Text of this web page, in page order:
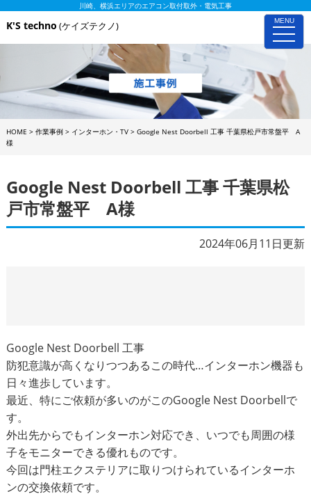
MENU
toggle
川崎、横浜エリアのエアコン取付取外・電気工事
K'S techno (ケイズテクノ)
HOME > 作業事例> インターホン・TV> Google Nest Doorbell 工事 千葉県松戸市常盤平 A
様
Google Nest Doorbell 工事 千葉県松
戸市常盤平 A様
2024年06月11日更新
Google Nest Doorbell 工事
防犯意識が高くなりつつあるこの時代…インターホン機器も
日々進歩しています。
最近、特にご依頼が多いのがこのGoogle Nest Doorbellで
す。
外出先からでもインターホン対応でき、いつでも周囲の様
子をモニターできる優れものです。
今回は門柱エクステリアに取りつけられているインターホ
ンの交換依頼です。